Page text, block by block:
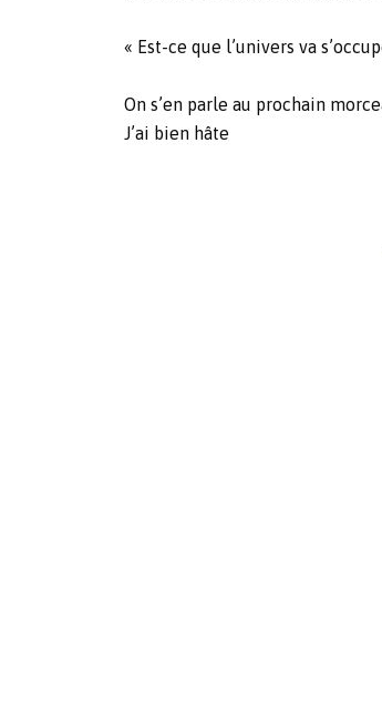
« Est-ce que l’univers va
On s’en parle au prochain
J’ai bien hâte